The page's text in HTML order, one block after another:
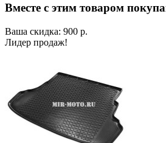
Вместе с этим товаром
Ваша скидка: 900 р.
Лидер продаж!